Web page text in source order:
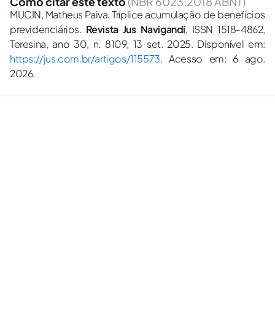
MUCIN, Matheus Paiva. Tríplice acumulação de benefícios
previdenciários. Revista Jus Navigandi, ISSN 1518-4862,
Teresina, ano 30, n. 8109, 13 set. 2025. Disponível em:
https://jus.com.br/artigos/115573. Acesso em: 6 ago.
2026.